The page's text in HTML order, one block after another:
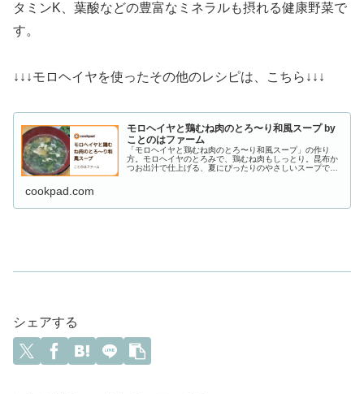
タミンK、葉酸などの豊富なミネラルも摂れる健康野菜で
す。
↓↓↓モロヘイヤを使ったその他のレシピは、こちら↓↓↓
モロヘイヤと鶏むね肉のとろ〜り和風スープ by
ことのはファーム
「モロヘイヤと鶏むね肉のとろ〜り和風スープ」の作り
方。モロヘイヤのとろみで、鶏むね肉もしっとり。昆布か
つお出汁で仕上げる、夏にぴったりのやさしいスープで
cookpad.com
シェアする